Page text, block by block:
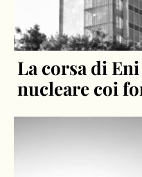
La corsa di
nucleare coi